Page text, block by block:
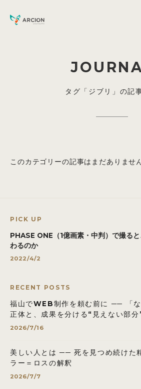
タグ「ジブリ」の記
このカテゴリーの記事はまだありませ
PICK UP
PHASE ONE（1億画素・中判）で撮る
わるのか
2022/4/2
RECENT POSTS
福山でWEB制作を頼む前に ── 「
正体と、成果を分ける“見えない部分
2026/7/16
美しい人とは ── 死を見つめ続けた
ラー＝ロスの解釈
2026/7/7